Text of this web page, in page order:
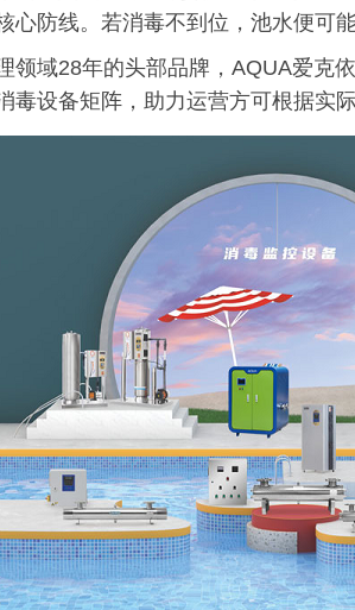
心防线。若消毒不到位，池水便可
领域28年的头部品牌，AQUA爱克
毒设备矩阵，助力运营方可根据实